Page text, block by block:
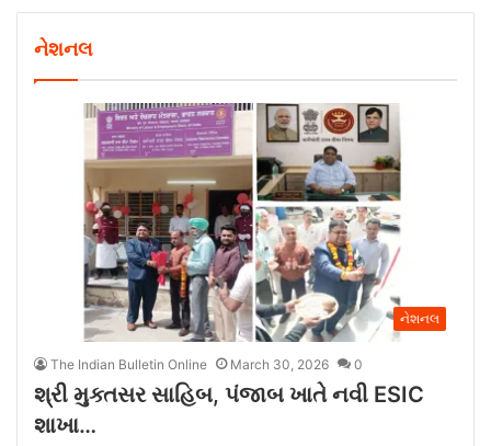
નેશનલ
નેશનલ
The Indian Bulletin Online March 30, 2026 0
શ્રી મુક્તસર સાહિબ, પંજાબ ખાતે નવી ESIC
શાખા…